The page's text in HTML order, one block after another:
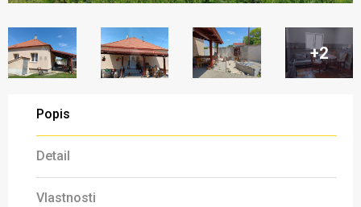
+2
Popis
Detail
Vlastnosti